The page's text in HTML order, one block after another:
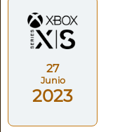
27
Junio
2023